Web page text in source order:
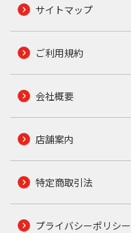
サイトマップ
ご利用規約
会社概要
店舗案内
特定商取引法
プライバシーポリシー